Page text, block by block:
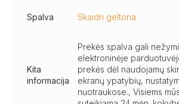
Spalva Skaidri geltona
Kita
informacija
Prekės spalva gali
elektroninėje
prekės dėl naudojamų
ekranų ypatybių,
nuotraukose., Visiems